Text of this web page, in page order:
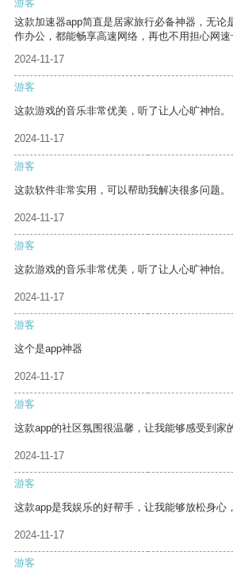
游客
这款加速器app简直是居家旅行必备神器，无论
作办公，都能畅享高速网络，再也不用担心网速
2024-11-17
游客
这款游戏的音乐非常优美，听了让人心旷神怡。
2024-11-17
游客
这款软件非常实用，可以帮助我解决很多问题。
2024-11-17
游客
这款游戏的音乐非常优美，听了让人心旷神怡。
2024-11-17
游客
这个是app神器
2024-11-17
游客
这款app的社区氛围很温馨，让我能够感受到家
2024-11-17
游客
这款app是我娱乐的好帮手，让我能够放松身心
2024-11-17
游客